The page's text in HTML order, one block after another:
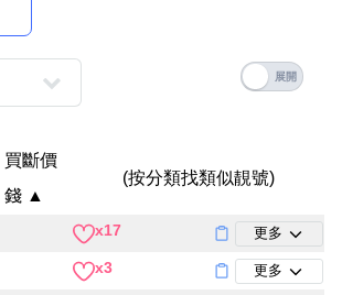
五行
買斷價
錢 ▲
(按分類找類似靚號)
x17 更多
x3 更多